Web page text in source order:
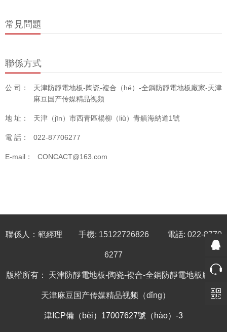
常見問題
聯係方式
公 司：
天津防靜電地板-陶瓷-複合（hé）-全鋼防靜電地板廠家-天津
麻豆国产传媒精品视频
地 址： 天津（jīn）市西青區楊柳（liǔ）青鎮海納道1號
電 話： 022-87706277
E-mail： CONCACT@163.com
聯係人：範經理 手機: 15122726826 電話: 022-8770
6277
版權所有： 天津防靜電地板-陶瓷-複合-全鋼防靜電地板廠家-
天津麻豆国产传媒精品视频（dǐng）
津ICP備（bèi）17007627號（hào）-3